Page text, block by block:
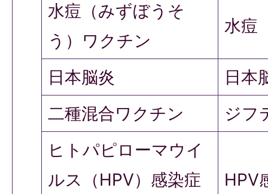
水痘（みずぼうそ
う）ワクチン
水痘
日本脳炎
日本
二種混合ワクチン
ジフ
ヒトパピローマウイ
ルス（HPV）感染症
HPV